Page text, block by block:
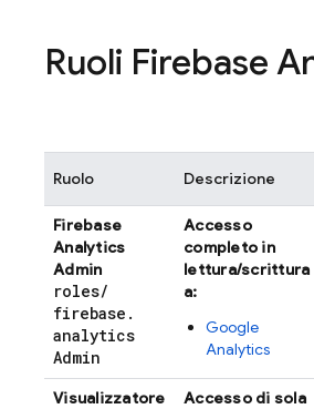
Ruoli Firebase
Ruolo Descrizione
Firebase
Analytics
Admin
roles/
firebase .
analytics
Admin
Accesso
completo in
lettura/scrittura
a:
Google
Analytics
Visualizzatore
Accesso di sola